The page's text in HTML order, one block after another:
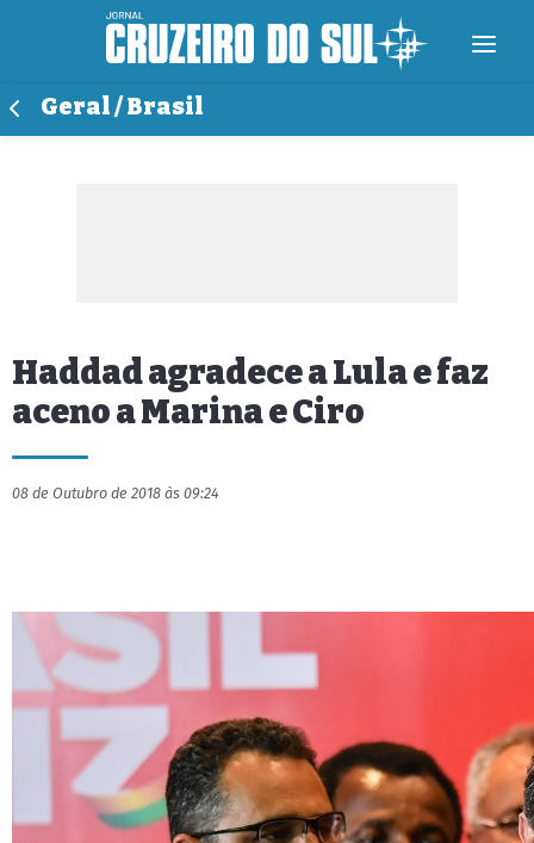
Geral / Brasil
Haddad agradece a Lula e faz
aceno a Marina e Ciro
08 de Outubro de 2018 às 09:24